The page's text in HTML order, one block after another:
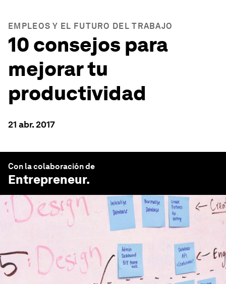
EMPLEOS Y EL FUTURO DEL TRABAJO
10 consejos para
mejorar tu
productividad
21 abr. 2017
Con la colaboración de
Entrepreneur.